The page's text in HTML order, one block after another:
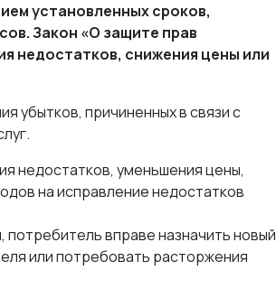
установленных сроков,
Закон «О защите прав
недостатков, снижения цены или
убытков, причиненных в связи с
недостатков, уменьшения цены,
на исправление недостатков
вправе назначить новый
или потребовать расторжения